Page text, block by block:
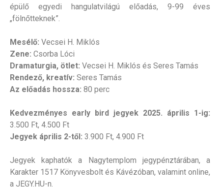
épülő egyedi hangulatvilágú előadás, 9-99 éves
„fölnőtteknek”.
Mesélő: Vecsei H. Miklós
Zene: Csorba Lóci
Dramaturgia, ötlet: Vecsei H. Miklós és Seres Tamás
Rendező, kreatív: Seres Tamás
Az előadás hossza: 80 perc
Kedvezményes early bird jegyek 2025. április 1-ig:
3.500 Ft, 4.500 Ft
Jegyek április 2-től: 3.900 Ft, 4.900 Ft
Jegyek kaphatók a Nagytemplom jegypénztárában, a
Karakter 1517 Könyvesbolt és Kávézóban, valamint online,
a JEGY.HU-n.